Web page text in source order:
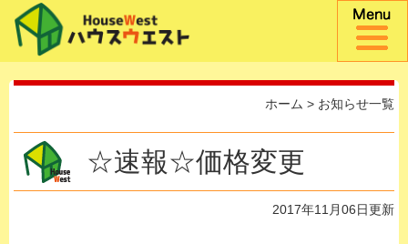
ホーム > お知らせ一覧
☆速報☆価格変更
2017年11月06日更新